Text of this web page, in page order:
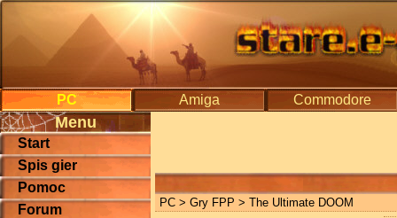
PC Amiga Commodore
Menu
Start
Spis gier
Pomoc
Forum
PC > Gry FPP > The Ultimate DOOM